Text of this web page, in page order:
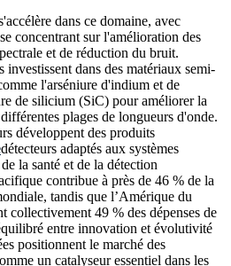
dans ce domaine, avec
concentrant sur l'amélioration des
et de réduction du bruit.
dans des matériaux semi-
l'arséniure d'indium et de
de silicium (SiC) pour améliorer la
plages de longueurs d'onde.
développent des produits
détecteurs adaptés aux systèmes
la santé et de la détection
contribue à près de 46 % de la
tandis que l’Amérique du
collectivement 49 % des dépenses de
entre innovation et évolutivité
positionnent le marché des
un catalyseur essentiel dans les